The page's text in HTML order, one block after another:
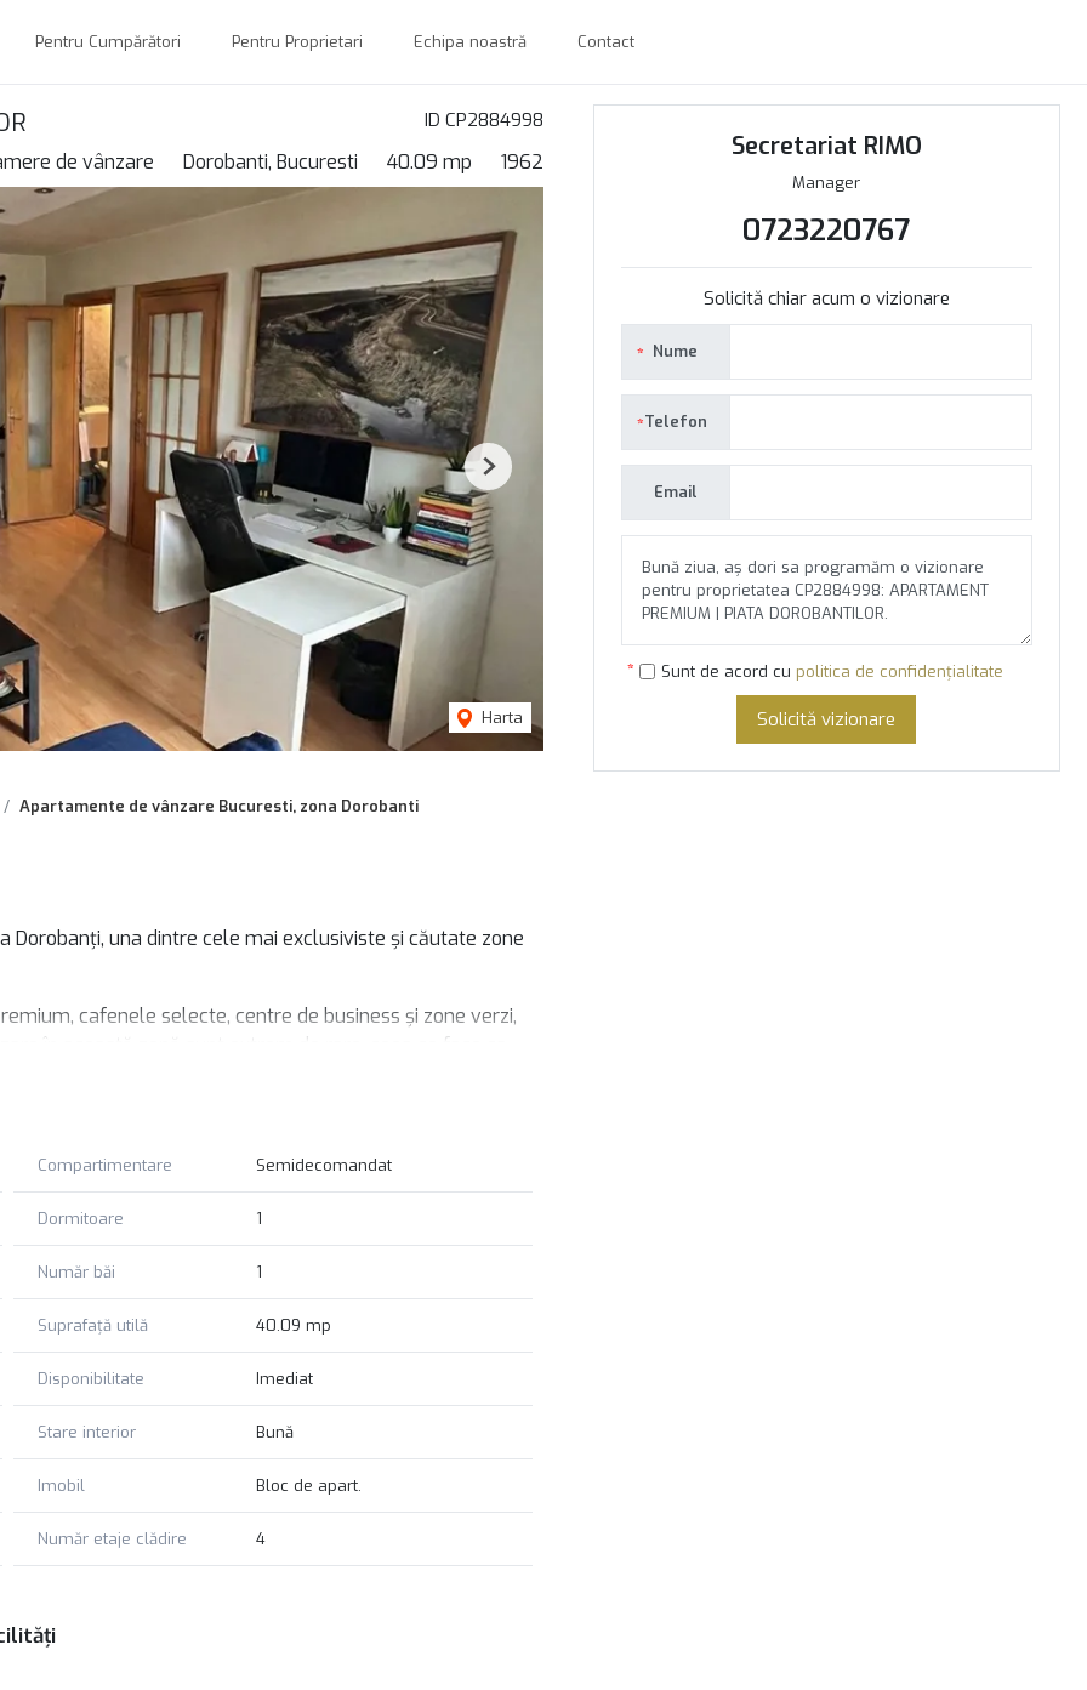
Pentru Cumpărători Pentru Proprietari Echipa noastră Contact
ID CP2884998
de vânzare Dorobanti, Bucuresti 40.09 mp 1962
Harta
Next
Apartamente de vânzare Bucuresti, zona Dorobanti
Dorobanți, una dintre cele mai exclusiviste și căutate zone
cafenele selecte, centre de business și zone verzi,
în această zonă sunt extrem de rare, ceea ce face ca
locuire, cât și pentru investiție.
suplimentare și vă oferă suport dedicat, ghidându-vă
sigură și profesionistă.
Compartimentare Semidecomandat
Dormitoare 1
Număr băi 1
Suprafață utilă 40.09 mp
Disponibilitate Imediat
Stare interior Bună
Imobil Bloc de apart.
Număr etaje clădire 4
Secretariat RIMO
Manager
0723220767
Solicită chiar acum o vizionare
Nume
Telefon
Email
Sunt de acord cu politica de confidențialitate
Solicită vizionare